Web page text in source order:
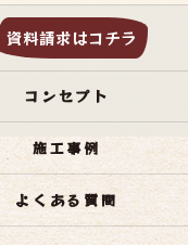
資料請求はコチラ
コンセプト
施工事例
よくある質問